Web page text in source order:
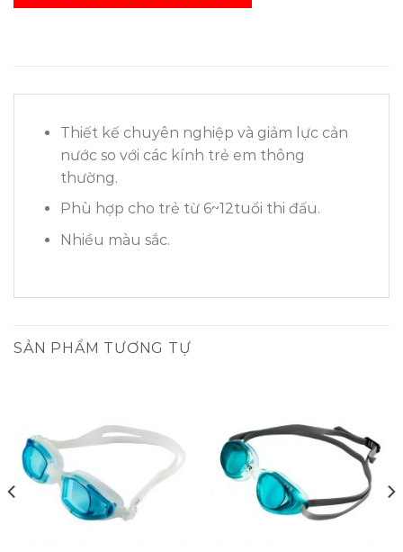
Thiết kế chuyên nghiệp và giảm lực cản
nước so với các kính trẻ em thông
thường.
Phù hợp cho trẻ từ 6~12tuổi thi đấu.
Nhiều màu sắc.
SẢN PHẨM TƯƠNG TỰ